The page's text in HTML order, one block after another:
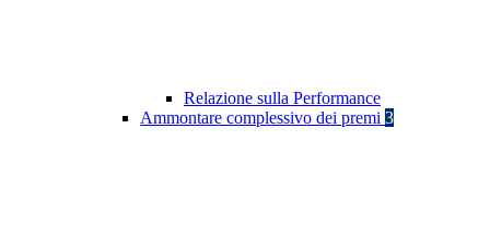
Relazione sulla Performance
Ammontare complessivo dei premi 3